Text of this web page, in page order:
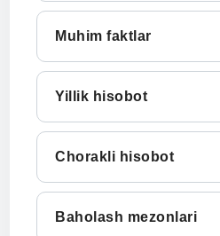
Muhim faktlar
Yillik hisobot
Chorakli hisobot
Baholash mezonlari